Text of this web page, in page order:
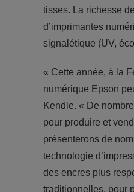
tisses. La richesse
d’imprimantes
signalétique (UV,
« Cette année, à la
numérique Epson
Kendle. « De
pour produire et
présenterons de
technologie
des encres plus
traditionnelles, pour